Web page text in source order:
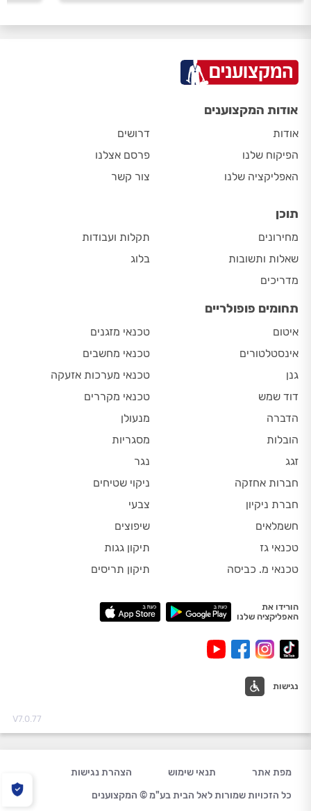
אודות המקצוענים
אודות
הפיקוח שלנו
האפליקציה שלנו
דרושים
פרסם אצלנו
צור קשר
תוכן
מחירונים
שאלות ותשובות
מדריכים
תקלות ועבודות
בלוג
תחומים פופולריים
איטום
אינסטלטורים
גנן
דוד שמש
הדברה
הובלות
זגג
חברות אחזקה
חברת ניקיון
חשמלאים
טכנאי גז
טכנאי מ. כביסה
טכנאי מזגנים
טכנאי מחשבים
טכנאי מערכות אזעקה
טכנאי מקררים
מנעולן
מסגריות
נגר
ניקוי שטיחים
צבעי
שיפוצים
תיקון גגות
תיקון תריסים
הורידו את
האפליקציה שלנו
נגישות
V7.0.77
מפת אתר תנאי שימוש
הצהרת נגישות
כל הזכויות שמורות לאל הבית בע"מ © המקצוענים